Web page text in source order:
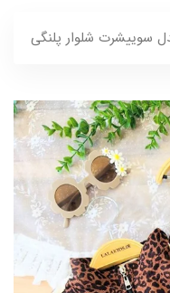
سوییشرت شلوار پلنگی